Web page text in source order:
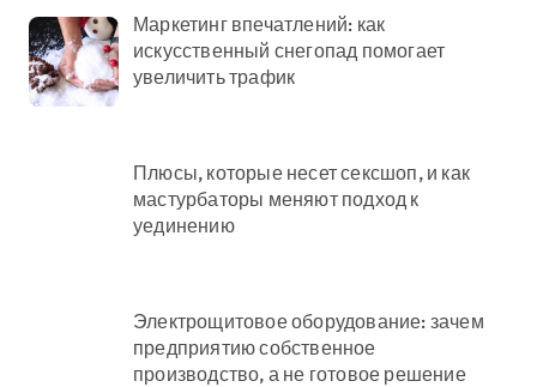
Маркетинг впечатлений: как
искусственный снегопад помогает
увеличить трафик
Плюсы, которые несет сексшоп, и как
мастурбаторы меняют подход к
уединению
Электрощитовое оборудование: зачем
предприятию собственное
производство, а не готовое решение